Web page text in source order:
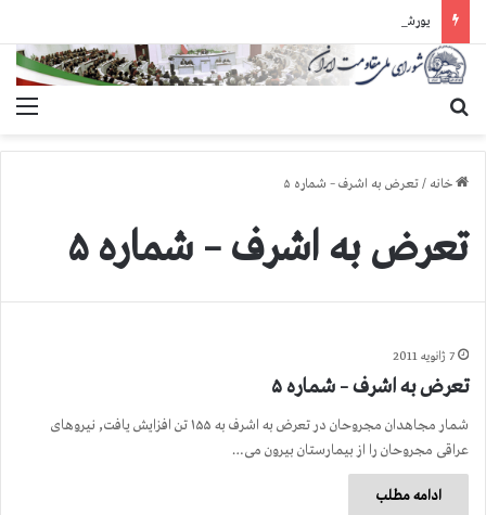
خانه /تعرض به اشرف – شماره ۵
تعرض به اشرف – شماره ۵
7 ژانویه 2011
تعرض به اشرف – شماره ۵
شمار مجاهدان مجروحان در تعرض به اشرف به ۱۵۵ تن افزایش یافت, نیروهای
عراقی مجروحان را از بیمارستان بیرون می…
ادامه مطلب